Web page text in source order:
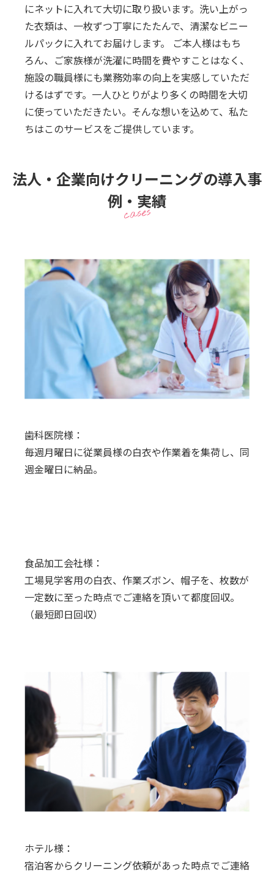
にネットに入れて大切に取り扱います。洗い上がっ
た衣類は、一枚ずつ丁寧にたたんで、清潔なビニー
ルパックに入れてお届けします。 ご本人様はもち
ろん、ご家族様が洗濯に時間を費やすことはなく、
施設の職員様にも業務効率の向上を実感していただ
けるはずです。一人ひとりがより多くの時間を大切
に使っていただきたい。そんな想いを込めて、私た
ちはこのサービスをご提供しています。
法人・企業向けクリーニングの導入事
例・実績
cases
歯科医院様：
毎週月曜日に従業員様の白衣や作業着を集荷し、同
週金曜日に納品。
食品加工会社様：
工場見学客用の白衣、作業ズボン、帽子を、枚数が
一定数に至った時点でご連絡を頂いて都度回収。
（最短即日回収）
ホテル様：
宿泊客からクリーニング依頼があった時点でご連絡